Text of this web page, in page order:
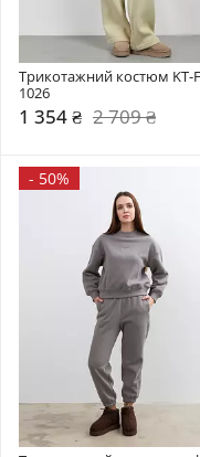
Трикотажний костюм KT-
1026
1 354 ₴ 2 709 ₴
- 50%